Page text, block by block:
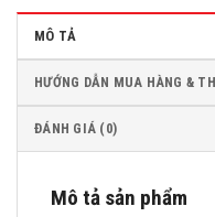
MÔ TẢ
HƯỚNG DẪN MUA HÀNG &
ĐÁNH GIÁ (0)
Mô tả sản phẩm